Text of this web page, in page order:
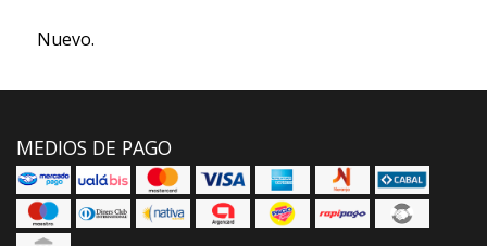
Nuevo.
MEDIOS DE PAGO